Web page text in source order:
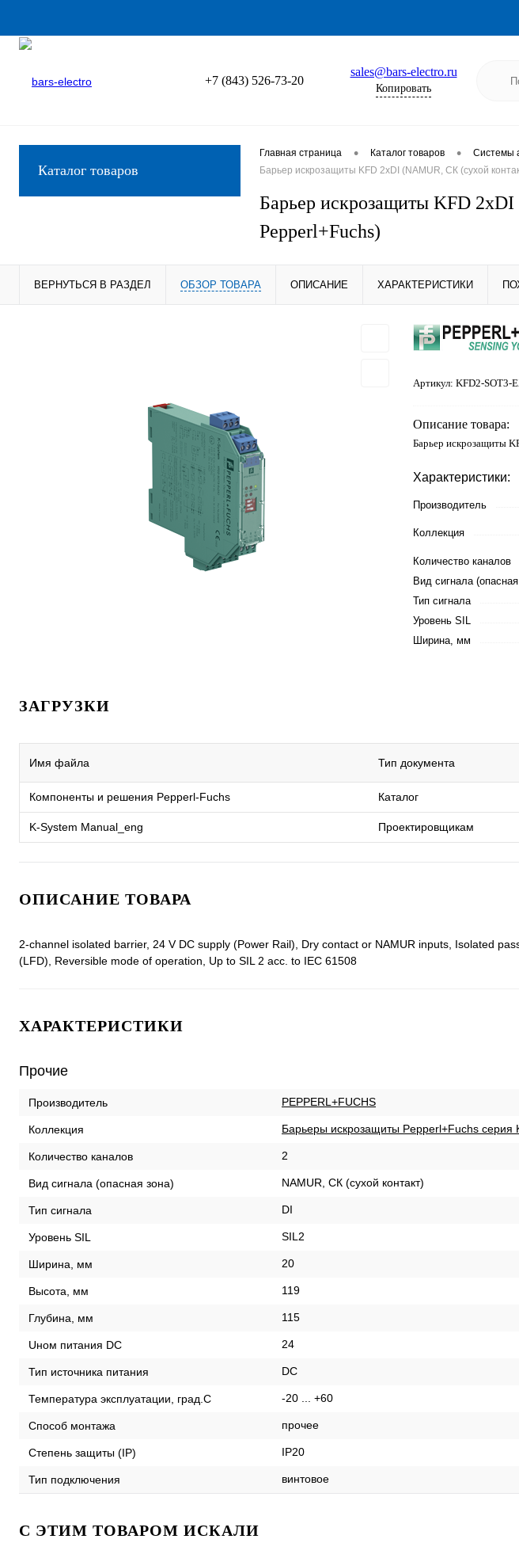
+7 (843) 526-73-20
sales@bars-electro.ru
Копировать
Каталог товаров
Главная страница • Каталог товаров • Системы
Барьер искрозащиты KFD 2хDI (NAMUR, СК (сухой
Барьер искрозащиты KFD
Pepperl+Fuchs)
ВЕРНУТЬСЯ В РАЗДЕЛ ОБЗОР ТОВАРА ОПИСАНИЕ ХАРАКТЕРИСТИКИ
Артикул: KFD2-SOT3-
Описание товара:
Барьер искрозащиты
Характеристики:
Производитель
Коллекция
Количество каналов
Вид сигнала
Тип сигнала
Уровень SIL
Ширина, мм
ЗАГРУЗКИ
Имя файла Тип документа
Компоненты и решения Pepperl-Fuchs Каталог
K-System Manual_eng Проектировщикам
ОПИСАНИЕ ТОВАРА
2-channel isolated barrier, 24 V DC supply (Power Rail), Dry contact or NAMUR inputs, Isolated
(LFD), Reversible mode of operation, Up to SIL 2 acc. to IEC 61508
ХАРАКТЕРИСТИКИ
Прочие
Производитель PEPPERL+FUCHS
Коллекция Барьеры искрозащиты Pepperl+Fuchs серия
Количество каналов 2
Вид сигнала (опасная зона) NAMUR, СК (сухой контакт)
Тип сигнала DI
Уровень SIL SIL2
Ширина, мм 20
Высота, мм 119
Глубина, мм 115
Uном питания DC 24
Тип источника питания DC
Температура эксплуатации, град.С -20 ... +60
Способ монтажа прочее
Степень защиты (IP) IP20
Тип подключения винтовое
C ЭТИМ ТОВАРОМ ИСКАЛИ